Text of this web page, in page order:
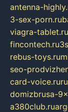
antenna-
3-sex-porn.ru
viagra-tablet.ru
fincontech.ru
rebus-toys.ru
seo-
card-voice.ru
domizbrusa-
a380club.ru